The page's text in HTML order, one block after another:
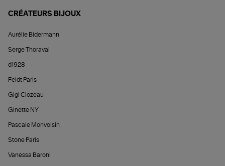
CRÉATEURS BIJOUX
Aurélie Bidermann
Serge Thoraval
d1928
Feidt Paris
Gigi Clozeau
Ginette NY
Pascale Monvoisin
Stone Paris
Vanessa Baroni